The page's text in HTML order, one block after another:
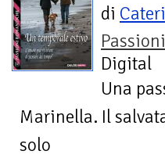
di
Digital
Una
Marinella. Il
solo